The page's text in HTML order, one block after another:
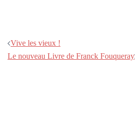
Vive les vieux !
Le nouveau Livre de Franck Fouqueray